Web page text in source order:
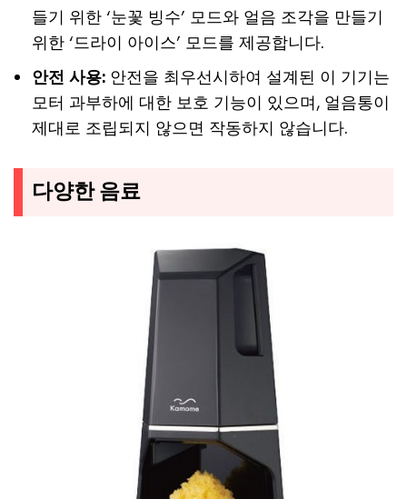
들기 위한 ‘눈꽃 빙수’ 모드와 얼음 조각을 만들기
위한 ‘드라이 아이스’ 모드를 제공합니다.
안전 사용: 안전을 최우선시하여 설계된 이 기기는
모터 과부하에 대한 보호 기능이 있으며, 얼음통이
제대로 조립되지 않으면 작동하지 않습니다.
다양한 음료